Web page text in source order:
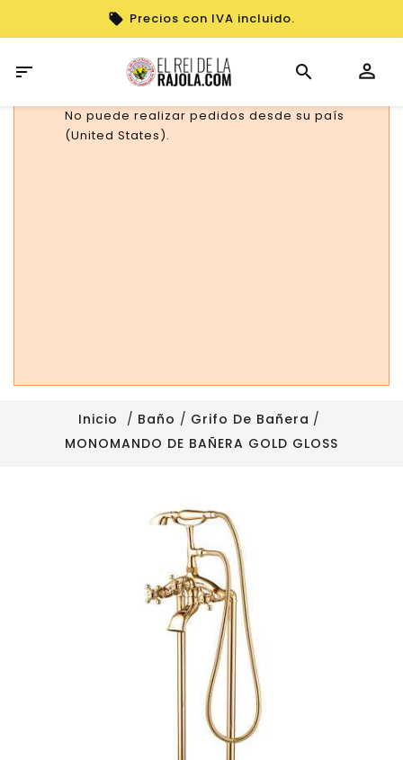
Precios con IVA incluido.

No puede realizar pedidos desde su país
(United States).
Inicio Baño
Grifo De Bañera
MONOMANDO DE BAÑERA GOLD GLOSS